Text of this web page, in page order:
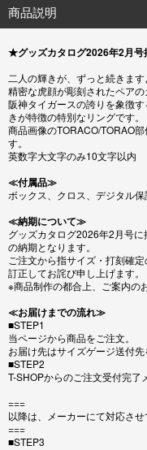
商品説明
★グッズカタログ2026年2月
二人の輝きが、ずっと続きます
精密な虎顔が彫刻されたペアの
阪神タイガースの誇りを象徴
きが特徴の特別なリングです。
商品画像のTORACO/TORAO
す。
英数字大文字のみ10文字以内
≪付属品≫
ボックス、クロス、デジタル保
≪納期について≫
グッズカタログ2026年2月号
の納期となります。
ご注文から指サイズ・打刻確
訂正してお詫び申し上げます。
※商品制作の都合上、ご案内の
≪お届けまでの流れ≫
■STEP1
当ページから商品をご注文。
お届け先はサイズゲージ送付先
■STEP2
T-SHOPからのご注文受付完了
===
以降は、メーカーにて対応させ
===
■STEP3